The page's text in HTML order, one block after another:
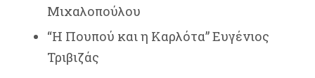
Μιχαλοπούλου
“Η Πουπού και η Καρλότα” Ευγένιος
Τριβιζάς